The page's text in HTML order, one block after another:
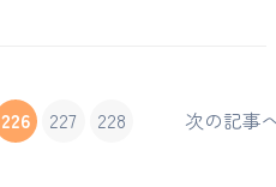
226 227 228 次の記事